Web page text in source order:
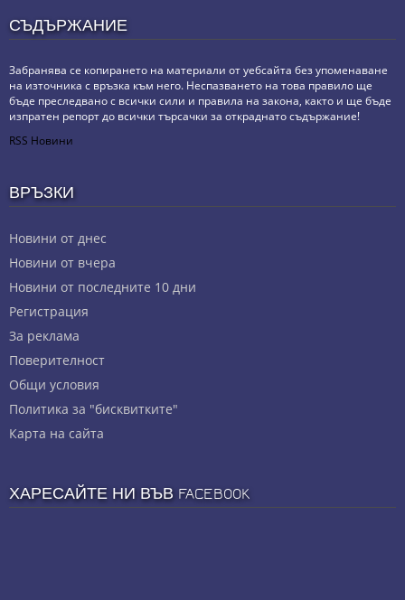
СЪДЪРЖАНИЕ
Забранява се копирането на материали от уебсайта без упоменаване
на източника с връзка към него. Неспазването на това правило ще
бъде преследвано с всички сили и правила на закона, както и ще бъде
изпратен репорт до всички търсачки за откраднато съдържание!
RSS Новини
ВРЪЗКИ
Новини от днес
Новини от вчера
Новини от последните 10 дни
Регистрация
За реклама
Πoвepитeлнocт
Общи условия
Политика за "бисквитките"
Карта на сайта
ХАРЕСАЙТЕ НИ ВЪВ FACEBOOK